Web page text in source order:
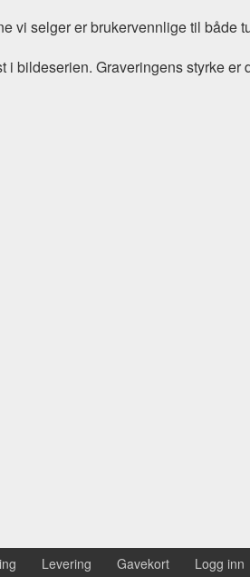
vi selger er brukervennlige til både
Graveringens styrke
Levering Gavekort Logg inn